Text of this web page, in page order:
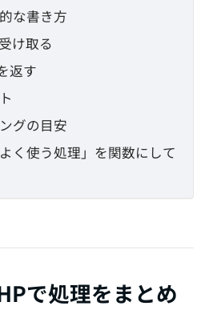
shopify
な書き方
け取る
返す
グの目安
く使う処理」を関数にして
で処理をまとめ